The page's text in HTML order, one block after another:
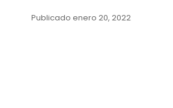
Publicado enero 20, 2022